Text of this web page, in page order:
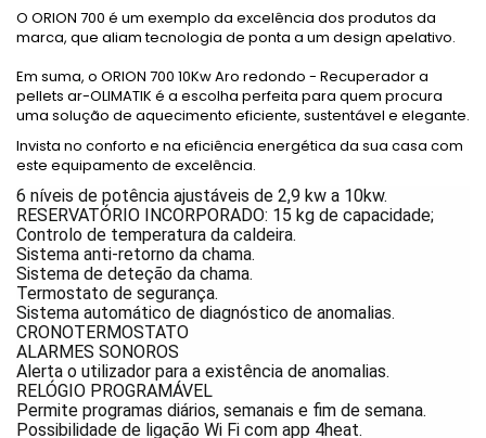
O ORION 700 é um exemplo da excelência dos produtos da
marca, que aliam tecnologia de ponta a um design apelativo.
Em suma, o ORION 700 10Kw Aro redondo - Recuperador a
pellets ar-OLIMATIK é a escolha perfeita para quem procura
uma solução de aquecimento eficiente, sustentável e elegante.
Invista no conforto e na eficiência energética da sua casa com
este equipamento de excelência.
6 níveis de potência ajustáveis de 2,9 kw a 10kw.
RESERVATÓRIO INCORPORADO: 15 kg de capacidade;
Controlo de temperatura da caldeira.
Sistema anti-retorno da chama.
Sistema de deteção da chama.
Termostato de segurança.
Sistema automático de diagnóstico de anomalias.
CRONOTERMOSTATO
ALARMES SONOROS
Alerta o utilizador para a existência de anomalias.
RELÓGIO PROGRAMÁVEL
Permite programas diários, semanais e fim de semana.
Possibilidade de ligação Wi Fi com app 4heat.